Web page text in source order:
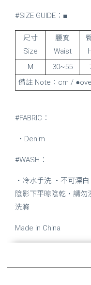
#SIZE GUIDE：■
尺寸
Size
腰寬
Waist
M
30~55
備註 Note：cm /
#FABRIC：
・Denim
#WASH：
・冷水手洗 ・不可漂
陰影下平晾陰乾・請
洗滌
Made in China